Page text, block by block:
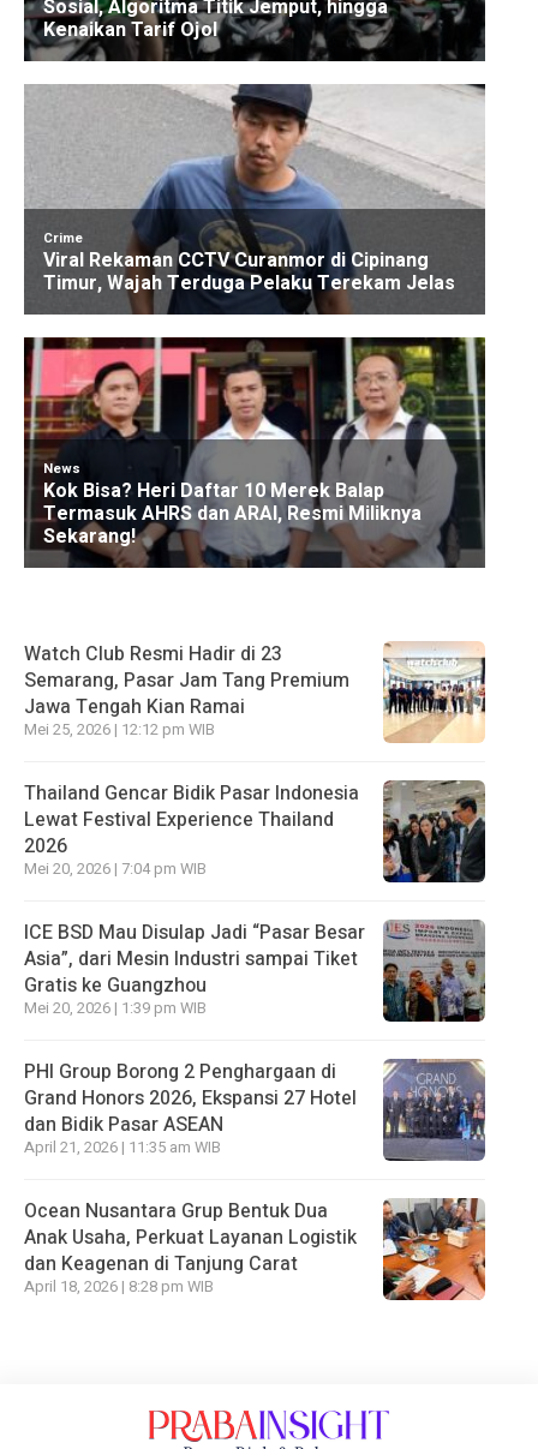
Watch Club Resmi Hadir di 23
Semarang, Pasar Jam Tang Premium
Jawa Tengah Kian Ramai
Mei 25, 2026 | 12:12 pm WIB
Thailand Gencar Bidik Pasar Indonesia
Lewat Festival Experience Thailand
2026
Mei 20, 2026 | 7:04 pm WIB
ICE BSD Mau Disulap Jadi “Pasar Besar
Asia”, dari Mesin Industri sampai Tiket
Gratis ke Guangzhou
Mei 20, 2026 | 1:39 pm WIB
PHI Group Borong 2 Penghargaan di
Grand Honors 2026, Ekspansi 27 Hotel
dan Bidik Pasar ASEAN
April 21, 2026 | 11:35 am WIB
Ocean Nusantara Grup Bentuk Dua
Anak Usaha, Perkuat Layanan Logistik
dan Keagenan di Tanjung Carat
April 18, 2026 | 8:28 pm WIB